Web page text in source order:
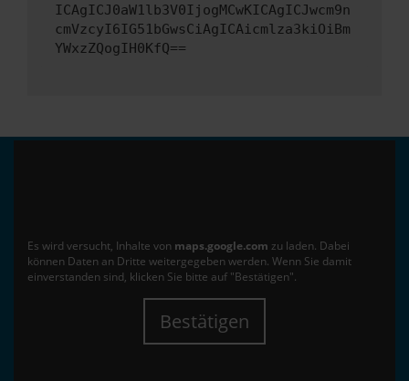
ICAgICJ0aW1lb3V0IjogMCwKICAgICJwcm9n
cmVzcyI6IG51bGwsCiAgICAicmlza3kiOiBm
YWxzZQogIH0KfQ==
Es wird versucht, Inhalte von maps.google.com zu laden. Dabei
können Daten an Dritte weitergegeben werden. Wenn Sie damit
einverstanden sind, klicken Sie bitte auf "Bestätigen".
Bestätigen